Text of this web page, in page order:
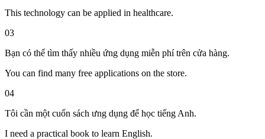
This technology can be applied in healthcare.
03
Bạn có thể tìm thấy nhiều ứng dụng miễn phí trên cửa hàng.
You can find many free applications on the store.
04
Tôi cần một cuốn sách ưng dụng để học tiếng Anh.
I need a practical book to learn English.